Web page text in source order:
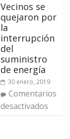
Vecinos se
quejaron por
la
interrupción
del
suministro
de energía
30 enero, 2019
Comentarios
desactivados